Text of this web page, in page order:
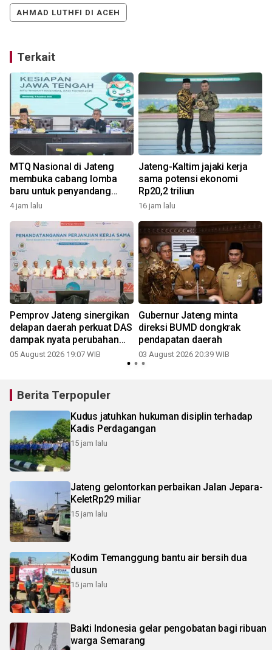
AHMAD LUTHFI DI ACEH
Terkait
MTQ Nasional di Jateng
membuka cabang lomba
baru untuk penyandang
disabilitas
4 jam lalu
Jateng-Kaltim jajaki kerja
sama potensi ekonomi
Rp20,2 triliun
16 jam lalu
Pemprov Jateng sinergikan
delapan daerah perkuat DAS
dampak nyata perubahan
iklim
05 August 2026 19:07 WIB
Gubernur Jateng minta
direksi BUMD dongkrak
pendapatan daerah
03 August 2026 20:39 WIB
Berita Terpopuler
Kudus jatuhkan hukuman disiplin terhadap
Kadis Perdagangan
15 jam lalu
Jateng gelontorkan perbaikan Jalan Jepara-
KeletRp29 miliar
15 jam lalu
Kodim Temanggung bantu air bersih dua
dusun
15 jam lalu
Bakti Indonesia gelar pengobatan bagi ribuan
warga Semarang